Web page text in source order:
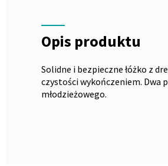
gallery
Opis produktu
Solidne i bezpieczne łóżko z
czystości wykończeniem. Dwa
młodzieżowego.